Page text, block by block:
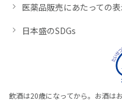
医薬品販売にあたっての
日本盛のSDGs
飲酒は20歳になってから。お酒は